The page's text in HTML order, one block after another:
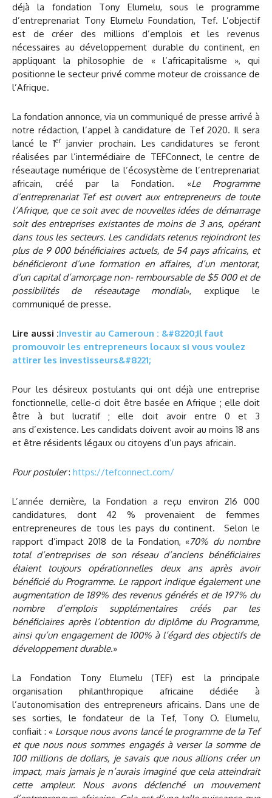
déjà la fondation Tony Elumelu, sous le programme
d’entreprenariat Tony Elumelu Foundation, Tef. L’objectif
est de créer des millions d’emplois et les revenus
nécessaires au développement durable du continent, en
appliquant la philosophie de « l’africapitalisme », qui
positionne le secteur privé comme moteur de croissance de
l’Afrique.
La fondation annonce, via un communiqué de presse arrivé à
notre rédaction, l’appel à candidature de Tef 2020. Il sera
lancé le 1erjanvier prochain. Les candidatures se feront
réalisées par l’intermédiaire de TEFConnect, le centre de
réseautage numérique de l’écosystème de l’entreprenariat
africain, créé par la Fondation. «Le Programme
d’entreprenariat Tef est ouvert aux entrepreneurs de toute
l’Afrique, que ce soit avec de nouvelles idées de démarrage
soit des entreprises existantes de moins de 3 ans, opérant
dans tous les secteurs. Les candidats retenus rejoindront les
plus de 9 000 bénéficiaires actuels, de 54 pays africains, et
bénéficieront d’une formation en affaires, d’un mentorat,
d’un capital d’amorçage non- remboursable de $5 000 et de
possibilités de réseautage mondial», explique le
communiqué de presse.
Lire aussi :Investir au Cameroun : &#8220;Il faut
promouvoir les entrepreneurs locaux si vous voulez
attirer les investisseurs&#8221;
Pour les désireux postulants qui ont déjà une entreprise
fonctionnelle, celle-ci doit être basée en Afrique ; elle doit
être à but lucratif ; elle doit avoir entre 0 et 3
ans d’existence. Les candidats doivent avoir au moins 18 ans
et être résidents légaux ou citoyens d’un pays africain.
Pour postuler: https://tefconnect.com/
L’année dernière, la Fondation a reçu environ 216 000
candidatures, dont 42 % provenaient de femmes
entrepreneures de tous les pays du continent. Selon le
rapport d’impact 2018 de la Fondation, «70% du nombre
total d’entreprises de son réseau d’anciens bénéficiaires
étaient toujours opérationnelles deux ans après avoir
bénéficié du Programme. Le rapport indique également une
augmentation de 189% des revenus générés et de 197% du
nombre d’emplois supplémentaires créés par les
bénéficiaires après l’obtention du diplôme du Programme,
ainsi qu’un engagement de 100% à l’égard des objectifs de
développement durable.»
La Fondation Tony Elumelu (TEF) est la principale
organisation philanthropique africaine dédiée à
l’autonomisation des entrepreneurs africains. Dans une de
ses sorties, le fondateur de la Tef, Tony O. Elumelu,
confiait : « Lorsque nous avons lancé le programme de la Tef
et que nous nous sommes engagés à verser la somme de
100 millions de dollars, je savais que nous allions créer un
impact, mais jamais je n’aurais imaginé que cela atteindrait
cette ampleur. Nous avons déclenché un mouvement